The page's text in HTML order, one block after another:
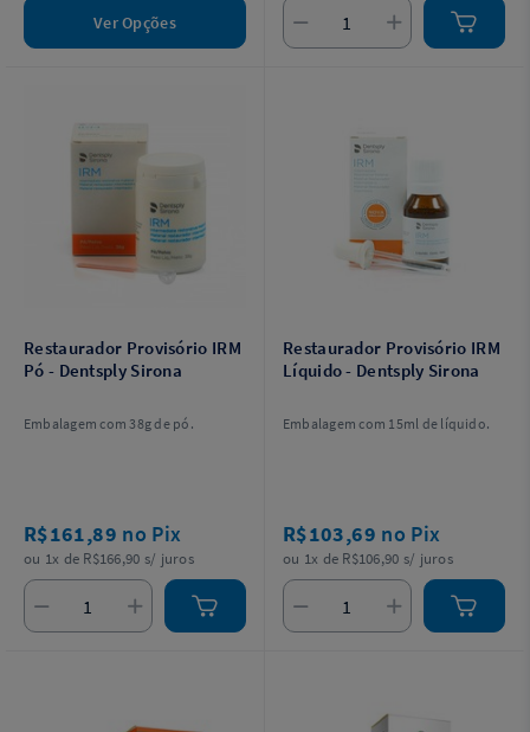
Ver Opções
Restaurador Provisório IRM
Pó - Dentsply Sirona
Embalagem com 38g de pó.
R$161,89 no Pix
ou 1x de R$166,90 s/ juros
Restaurador Provisório IRM
Líquido - Dentsply Sirona
Embalagem com 15ml de líquido.
R$103,69 no Pix
ou 1x de R$106,90 s/ juros